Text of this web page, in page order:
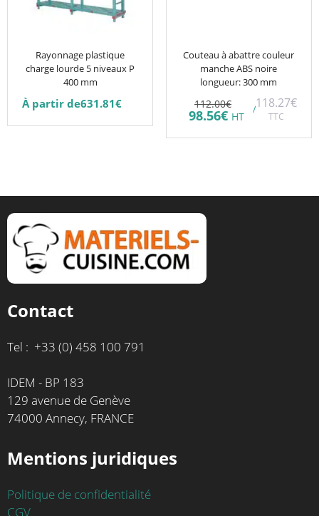
Rayonnage plastique
charge lourde 5 niveaux P
400 mm
À partir de631.81€
choisies
page
Couteau à abattre couleur
manche ABS noire
longueur: 300 mm
112.00€
prix
initial
était :
98.56€Le
actuel
HT
/118.27€
TTC
Contact
Tel : +33 (0) 458 100 791
IDEM - BP 183
129 avenue de Genève
74000 Annecy, FRANCE
Mentions juridiques
Politique de confidentialité
CGV